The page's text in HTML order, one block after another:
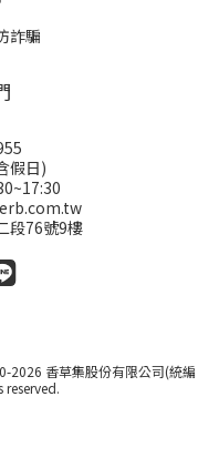
詐騙
假日)
段76號9樓
香草集股份有限公司(統編